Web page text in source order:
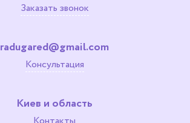
Заказать звонок
radugared@gmail.com
Консультация
Киев и область